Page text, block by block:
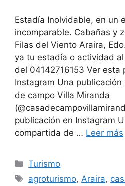
Estadía Inolvidable, en un
incomparable. Cabañas y
Filas del Viento Araira,
ya tu estadía o actividad
del 04142716153 Ver esta
Instagram Una
de campo Villa Miranda
publicación en Instagram
compartida de … Leer más
Turismo
agroturismo,Araira,